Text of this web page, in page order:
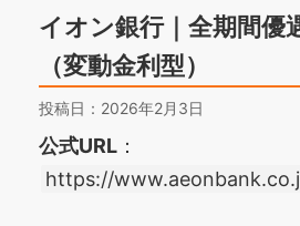
イオン銀行｜全期間優
（変動金利型）
投稿日： 2026年2月3日
公式URL ：
https://